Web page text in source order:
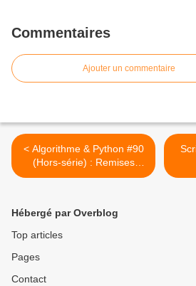
Commentaires
Ajouter un commentaire
< Algorithme & Python #90
(Hors-série) : Remises
automatiques sous
Hébergé par Overblog
Top articles
Pages
Contact